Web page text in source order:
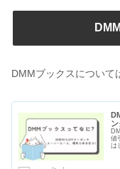
DMMブックスについて
値
は